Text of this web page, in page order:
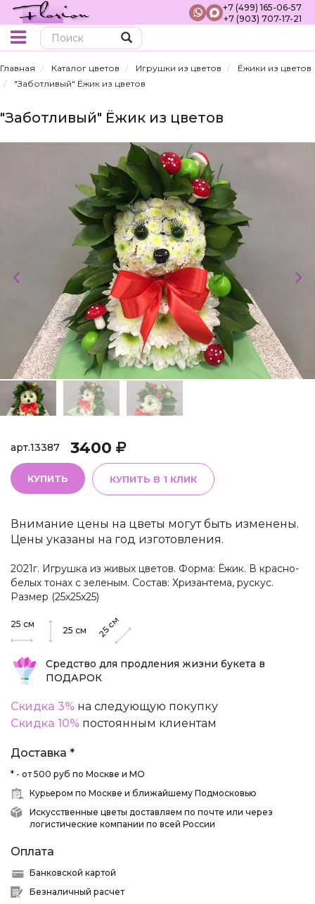
+7 (499) 165-06-57
+7 (903) 707-17-21
Главная Каталог цветов Игрушки из цветов
Ёжики из цветов
"Заботливый" Ёжик из цветов
"Заботливый" Ёжик из цветов
арт.13387 3400
КУПИТЬ КУПИТЬ В 1 КЛИК
Внимание цены на цветы могут быть изменены.
Цены указаны на год изготовления.
2021г. Игрушка из живых цветов. Форма: Ёжик. В красно-
белых тонах с зеленым. Состав: Хризантема, рускус.
Размер (25х25х25)
25 см
25 см 25см
Средство для продления жизни букета в
ПОДАРОК
Скидка 3% на следующую покупку
Скидка 10% постоянным клиентам
Доставка *
* - от 500 руб по Москве и МО
Курьером по Москве и ближайшему Подмосковью
Искусственные цветы доставляем по почте или через
логистические компании по всей России
Оплата
Банковской картой
Безналичный расчет